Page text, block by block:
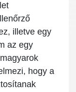
illetve egy
az egy
hogy a